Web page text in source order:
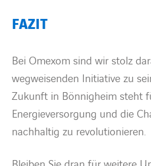
FAZIT
Bei Omexom sind wir stolz
wegweisenden Initiative zu
Zukunft in Bönnigheim steht
Energieversorgung und die
nachhaltig zu revolutionieren.